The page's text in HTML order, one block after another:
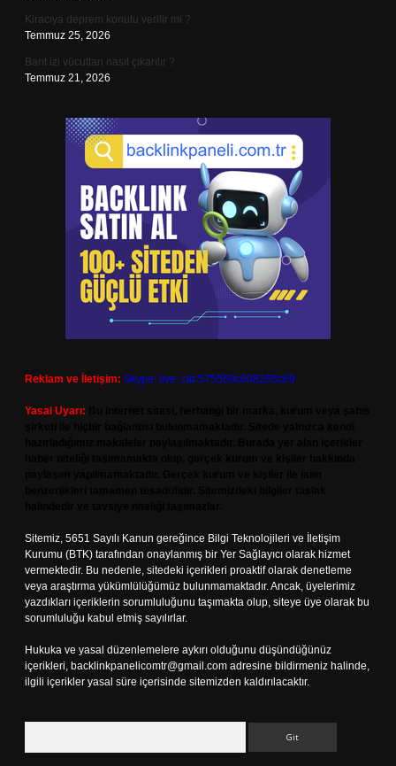
Kiracıya deprem konutu verilir mi ?
Temmuz 25, 2026
Bant izi vücuttan nasıl çıkarılır ?
Temmuz 21, 2026
Reklam ve İletişim: Skype: live:.cid.575569c608265c69
Yasal Uyarı:
Sitemiz, 5651 Sayılı Kanun gereğince Bilgi Teknolojileri ve İletişim
Kurumu (BTK) tarafından onaylanmış bir Yer Sağlayıcı olarak hizmet
vermektedir. Bu nedenle, sitedeki içerikleri proaktif olarak denetleme
veya araştırma yükümlülüğümüz bulunmamaktadır. Ancak, üyelerimiz
yazdıkları içeriklerin sorumluluğunu taşımakta olup, siteye üye olarak bu
sorumluluğu kabul etmiş sayılırlar.
Hukuka ve yasal düzenlemelere aykırı olduğunu düşündüğünüz
içerikleri, backlinkpanelicomtr@gmail.com adresine bildirmeniz halinde,
ilgili içerikler yasal süre içerisinde sitemizden kaldırılacaktır.